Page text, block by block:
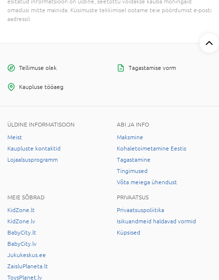
omadusi mitte mainida. Küsimuste tekkimisel ootame teie pöördumist e-posti
aadressil
Tellimuse olek Tagastamise vorm
Kaupluse tööaeg
ÜLDINE INFORMATISOON
Meist
Kaupluste kontaktid
Lojaalsusprogramm
ABI JA INFO
Maksmine
Kohaletoimetamine Eestis
Tagastamine
Tingimused
Võta meiega ühendust
MEIE SÕBRAD
KidZone.lt
KidZone.lv
BabyCity.lt
BabyCity.lv
Jukukeskus.ee
ZaisluPlaneta.lt
ToysPlanet.lv
PRIVAATSUS
Privaatsuspoliitika
Isikuandmeid haldavad vormid
Küpsised